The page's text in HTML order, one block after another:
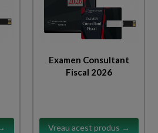
Examen Consultant
Fiscal 2026
Vreau acest produs →